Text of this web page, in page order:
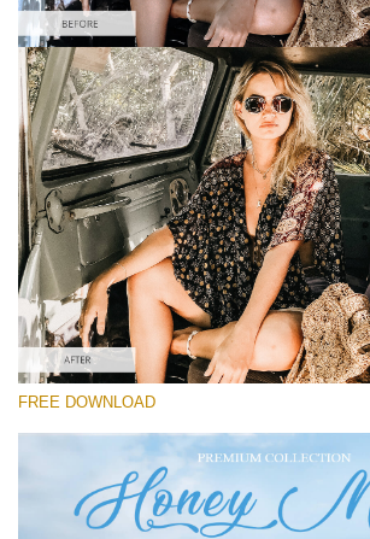
Veuillez sélectionner
Free Instagram Preset #40
Honey Moon
(30 Lr Presets)
Must-Have Collection
(1432 Lr Presets)
Entire Collection
(2067 Lr Presets)
Téléchargement Gratuit
FREE DOWNLOAD